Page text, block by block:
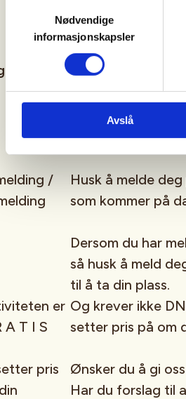
Nødvendige
informasjonskapsler
Avslå
oss til å se deg i
/
Husk å melde
som kommer på
Dersom du har
så husk å meld
til å ta din plass.
er
A T I S
Og krever ikke
setter pris på om
pris
Ønsker du å gi
Har du forslag til